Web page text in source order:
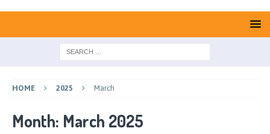
HOME 2025 March
Month: March 2025